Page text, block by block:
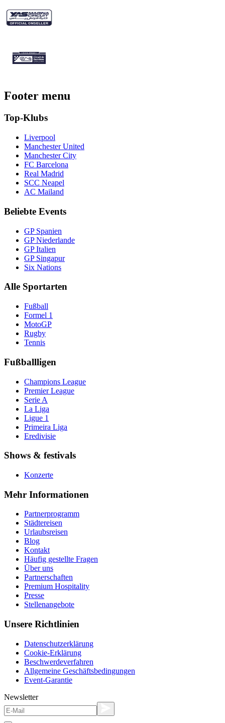
Footer menu
Top-Klubs
Liverpool
Manchester United
Manchester City
FC Barcelona
Real Madrid
SCC Neapel
AC Mailand
Beliebte Events
GP Spanien
GP Niederlande
GP Italien
GP Singapur
Six Nations
Alle Sportarten
Fußball
Formel 1
MotoGP
Rugby
Tennis
Fußballligen
Champions League
Premier League
Serie A
La Liga
Ligue 1
Primeira Liga
Eredivisie
Shows & festivals
Konzerte
Mehr Informationen
Partnerprogramm
Städtereisen
Urlaubsreisen
Blog
Kontakt
Häufig gestellte Fragen
Über uns
Partnerschaften
Premium Hospitality
Presse
Stellenangebote
Unsere Richtlinien
Datenschutzerklärung
Cookie-Erklärung
Beschwerdeverfahren
Allgemeine Geschäftsbedingungen
Event-Garantie
Newsletter